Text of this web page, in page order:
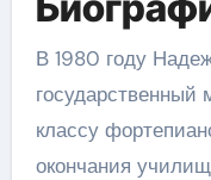
В 1980 году
классу
окончания